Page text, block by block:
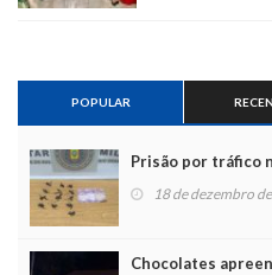
POPULAR
Prisão por tráfico
18 de dezembro
Chocolates